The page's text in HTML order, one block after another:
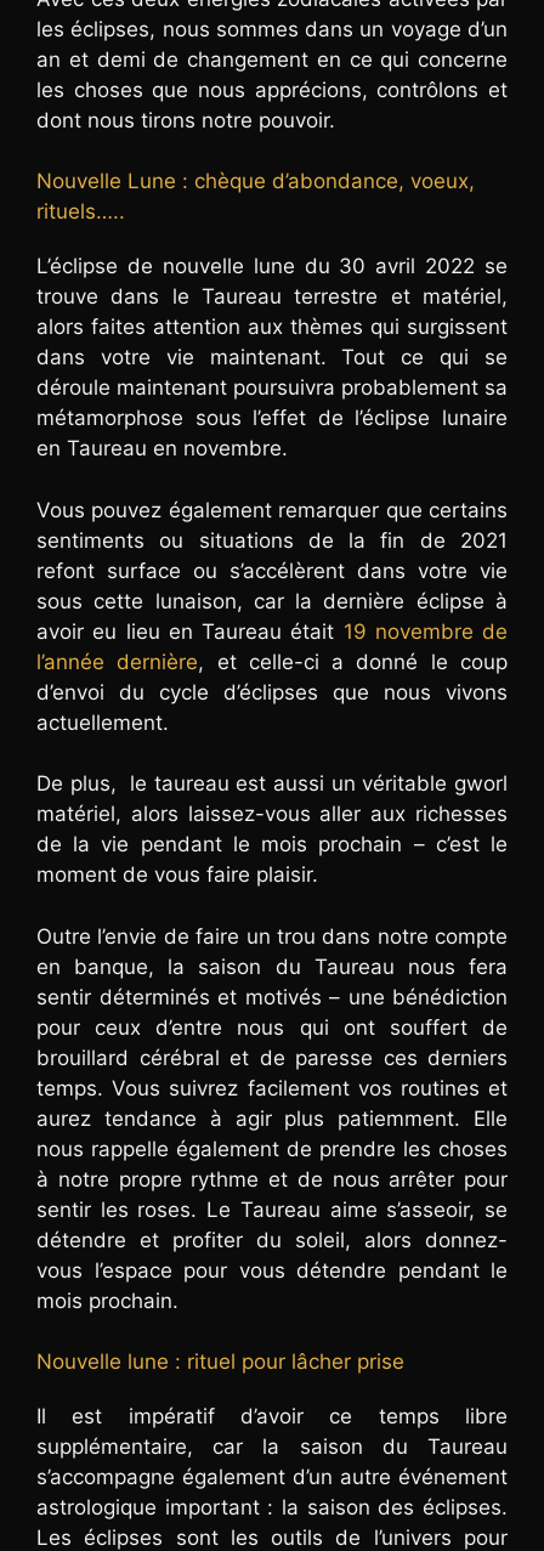
les éclipses, nous sommes dans un voyage d’un
an et demi de changement en ce qui concerne
les choses que nous apprécions, contrôlons et
dont nous tirons notre pouvoir.
Nouvelle Lune : chèque d’abondance, voeux,
rituels…..
L’éclipse de nouvelle lune du 30 avril 2022 se
trouve dans le Taureau terrestre et matériel,
alors faites attention aux thèmes qui surgissent
dans votre vie maintenant. Tout ce qui se
déroule maintenant poursuivra probablement sa
métamorphose sous l’effet de l’éclipse lunaire
en Taureau en novembre.
Vous pouvez également remarquer que certains
sentiments ou situations de la fin de 2021
refont surface ou s’accélèrent dans votre vie
sous cette lunaison, car la dernière éclipse à
avoir eu lieu en Taureau était 19 novembre de
l’année dernière, et celle-ci a donné le coup
d’envoi du cycle d’éclipses que nous vivons
actuellement.
De plus, le taureau est aussi un véritable gworl
matériel, alors laissez-vous aller aux richesses
de la vie pendant le mois prochain – c’est le
moment de vous faire plaisir.
Outre l’envie de faire un trou dans notre compte
en banque, la saison du Taureau nous fera
sentir déterminés et motivés – une bénédiction
pour ceux d’entre nous qui ont souffert de
brouillard cérébral et de paresse ces derniers
temps. Vous suivrez facilement vos routines et
aurez tendance à agir plus patiemment. Elle
nous rappelle également de prendre les choses
à notre propre rythme et de nous arrêter pour
sentir les roses. Le Taureau aime s’asseoir, se
détendre et profiter du soleil, alors donnez-
vous l’espace pour vous détendre pendant le
mois prochain.
Nouvelle lune : rituel pour lâcher prise
Il est impératif d’avoir ce temps libre
supplémentaire, car la saison du Taureau
s’accompagne également d’un autre événement
astrologique important : la saison des éclipses.
Les éclipses sont les outils de l’univers pour